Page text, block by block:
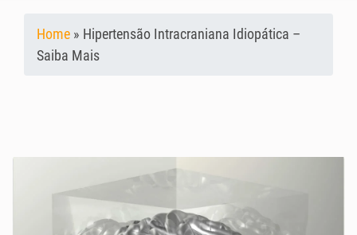
Home » Hipertensão Intracraniana Idiopática –
Saiba Mais